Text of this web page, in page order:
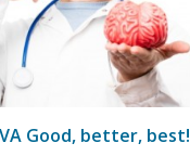
Good, better, best!